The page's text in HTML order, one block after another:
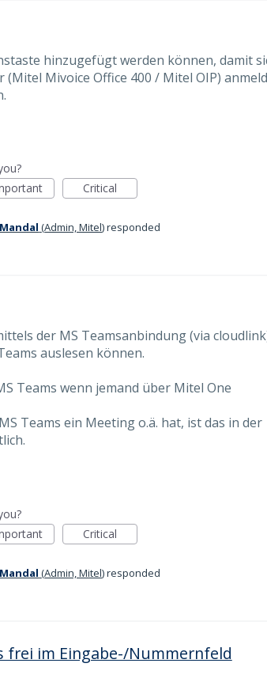
hinzugefügt werden können, damit
(Mitel Mivoice Office 400 / Mitel OIP)
Critical
(Admin, Mitel)responded
der MS Teamsanbindung (via
auslesen können.
Teams wenn jemand über Mitel One
Teams ein Meeting o.ä. hat, ist das in der
Critical
(Admin, Mitel)responded
frei im Eingabe-/Nummernfeld